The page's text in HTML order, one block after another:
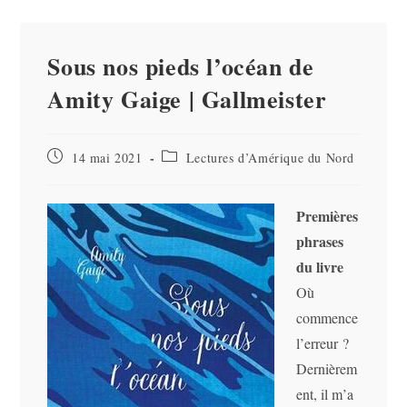
Sous nos pieds l’océan de
Amity Gaige | Gallmeister
Publication
14 mai 2021
Post Lectures d’Amérique du Nord
Premières
phrases
du livre
Où
commence
l’erreur ?
Dernièrem
ent, il m’a